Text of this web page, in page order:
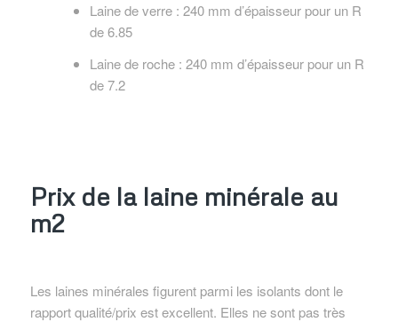
Laine de verre : 240 mm d’épaisseur pour un R
de 6.85
Laine de roche : 240 mm d’épaisseur pour un R
de 7.2
Prix de la laine minérale au
m2
Les laines minérales figurent parmi les isolants dont le
rapport qualité/prix est excellent. Elles ne sont pas très